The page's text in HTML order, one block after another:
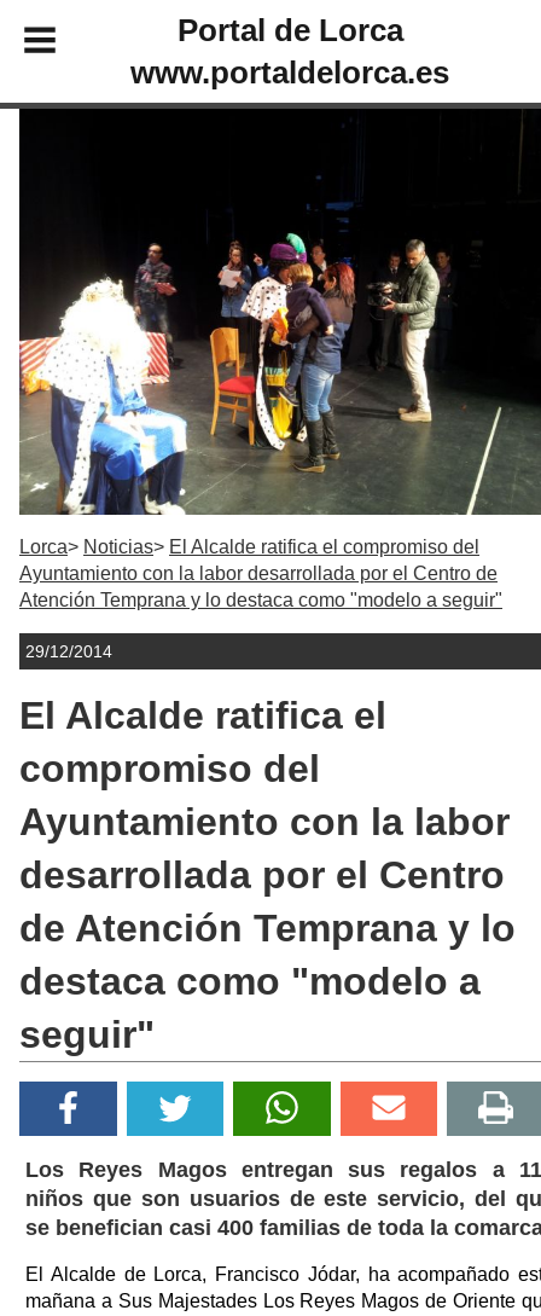
Portal de Lorca
www.portaldelorca.es
Lorca Noticias
El Alcalde ratifica el compromiso del
Ayuntamiento con la labor desarrollada por el Centro de
Atención Temprana y lo destaca como "modelo a seguir"
29/12/2014
El Alcalde ratifica el
compromiso del
Ayuntamiento con la labor
desarrollada por el Centro
de Atención Temprana y lo
destaca como "modelo a
seguir"
Los Reyes Magos entregan sus regalos a
niños que son usuarios de este servicio, del
se benefician casi 400 familias de toda la
El Alcalde de Lorca, Francisco Jódar, ha acompañado
mañana a Sus Majestades Los Reyes Magos de Oriente